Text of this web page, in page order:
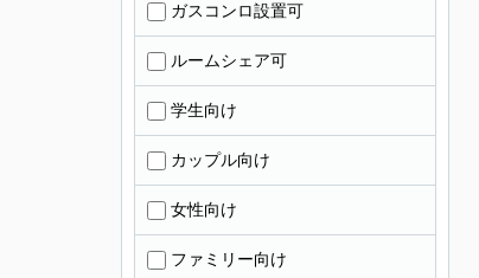
ガスコンロ設置可
ルームシェア可
学生向け
カップル向け
女性向け
ファミリー向け